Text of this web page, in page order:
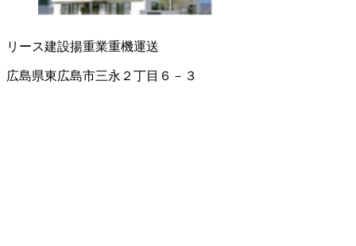
リース建設揚重業重機運送
広島県東広島市三永２丁目６－３